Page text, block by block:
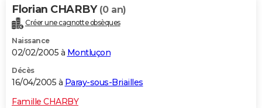
Florian CHARBY (0 an)
Créer une cagnotte obsèques
Naissance
02/02/2005 à Montluçon
Décès
16/04/2005 à Paray-sous-Briailles
Famille CHARBY